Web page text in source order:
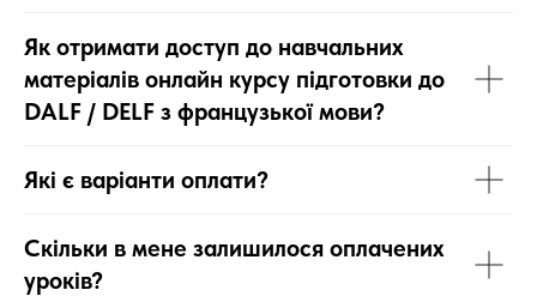
Як отримати доступ до навчальних
матеріалів онлайн курсу підготовки до
DALF / DELF з французької мови?
Які є варіанти оплати?
Скільки в мене залишилося оплачених
уроків?